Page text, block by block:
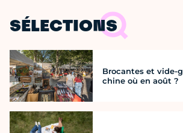
SÉLECTIONS
Brocantes et vide-
chine où en août ?